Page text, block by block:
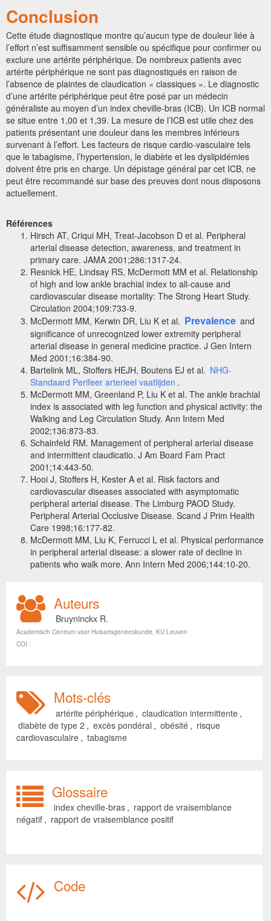
Conclusion
Cette étude diagnostique montre qu’aucun type de douleur liée à
l’effort n’est suffisamment sensible ou spécifique pour confirmer ou
exclure une artérite périphérique. De nombreux patients avec
artérite périphérique ne sont pas diagnostiqués en raison de
l’absence de plaintes de claudication « classiques ». Le diagnostic
d’une artérite périphérique peut être posé par un médecin
généraliste au moyen d’un index cheville-bras (ICB). Un ICB normal
se situe entre 1,00 et 1,39. La mesure de l’ICB est utile chez des
patients présentant une douleur dans les membres inférieurs
survenant à l’effort. Les facteurs de risque cardio-vasculaire tels
que le tabagisme, l’hypertension, le diabète et les dyslipidémies
doivent être pris en charge. Un dépistage général par cet ICB, ne
peut être recommandé sur base des preuves dont nous disposons
actuellement.
Références
Hirsch AT, Criqui MH, Treat-Jacobson D et al. Peripheral
arterial disease detection, awareness, and treatment in
primary care. JAMA 2001;286:1317-24.
Resnick HE, Lindsay RS, McDermott MM et al. Relationship
of high and low ankle brachial index to all-cause and
cardiovascular disease mortality: The Strong Heart Study.
Circulation 2004;109:733-9.
McDermott MM, Kerwin DR, Liu K et al. Prevalence and
significance of unrecognized lower extremity peripheral
arterial disease in general medicine practice. J Gen Intern
Med 2001;16:384-90.
Bartelink ML, Stoffers HEJH, Boutens EJ et al. NHG-
Standaard Perifeer arterieel vaatlijden .
McDermott MM, Greenland P, Liu K et al. The ankle brachial
index is associated with leg function and physical activity: the
Walking and Leg Circulation Study. Ann Intern Med
2002;136:873-83.
Schainfeld RM. Management of peripheral arterial disease
and intermittent claudicatio. J Am Board Fam Pract
2001;14:443-50.
Hooi J, Stoffers H, Kester A et al. Risk factors and
cardiovascular diseases associated with asymptomatic
peripheral arterial disease. The Limburg PAOD Study.
Peripheral Arterial Occlusive Disease. Scand J Prim Health
Care 1998;16:177-82.
McDermott MM, Liu K, Ferrucci L et al. Physical performance
in peripheral arterial disease: a slower rate of decline in
patients who walk more. Ann Intern Med 2006;144:10-20.
Auteurs
Bruyninckx R.
Academisch Centrum voor Huisartsgeneeskunde, KU Leuven
COI :
Mots-clés
artérite périphérique , claudication intermittente ,
diabète de type 2 , excès pondéral , obésité , risque
cardiovasculaire , tabagisme
Glossaire
index cheville-bras , rapport de vraisemblance
négatif , rapport de vraisemblance positif
Code